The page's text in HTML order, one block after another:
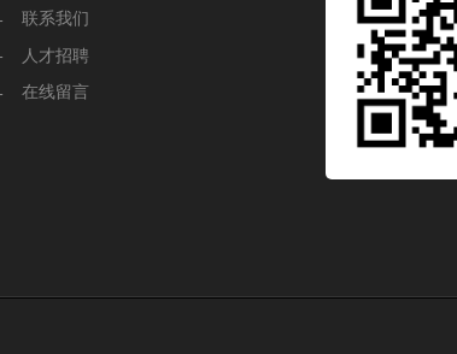
联系我们
人才招聘
在线留言